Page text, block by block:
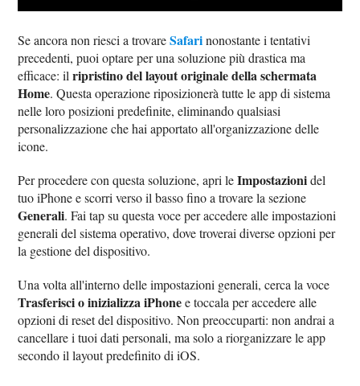
Se ancora non riesci a trovareSafarinonostante i tentativi
precedenti, puoi optare per una soluzione più drastica ma
efficace: ilripristino del layout originale della schermata
Home. Questa operazione riposizionerà tutte le app di sistema
nelle loro posizioni predefinite, eliminando qualsiasi
personalizzazione che hai apportato all'organizzazione delle
icone.
Per procedere con questa soluzione, apri leImpostazionidel
tuo iPhone e scorri verso il basso fino a trovare la sezione
Generali. Fai tap su questa voce per accedere alle impostazioni
generali del sistema operativo, dove troverai diverse opzioni per
la gestione del dispositivo.
Una volta all'interno delle impostazioni generali, cerca la voce
Trasferisci o inizializza iPhonee toccala per accedere alle
opzioni di reset del dispositivo. Non preoccuparti: non andrai a
cancellare i tuoi dati personali, ma solo a riorganizzare le app
secondo il layout predefinito di iOS.